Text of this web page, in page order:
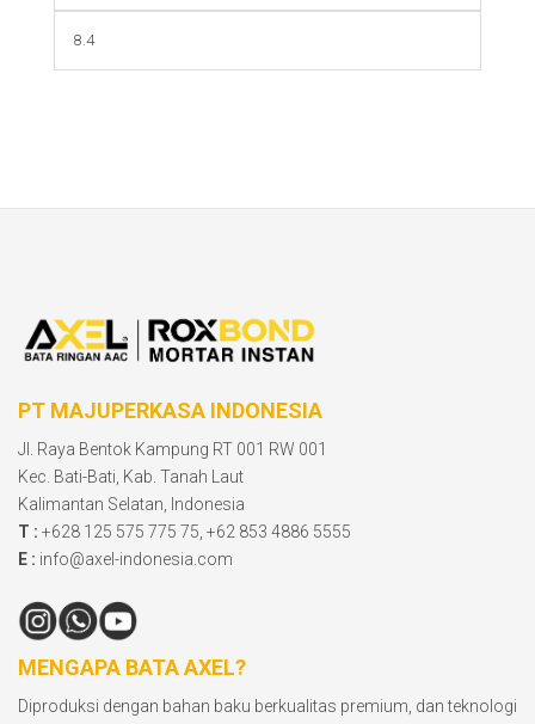
8.4
PT MAJUPERKASA INDONESIA
Jl. Raya Bentok Kampung RT 001 RW 001
Kec. Bati-Bati, Kab. Tanah Laut
Kalimantan Selatan, Indonesia
T : +628 125 575 775 75, +62 853 4886 5555
E : info@axel-indonesia.com
MENGAPA BATA AXEL?
Diproduksi dengan bahan baku berkualitas premium, dan teknologi